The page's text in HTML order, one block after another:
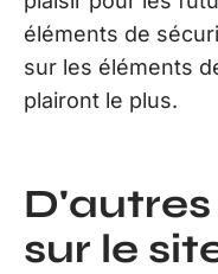
éléments de
sur les éléments
plairont le plus.
sur le